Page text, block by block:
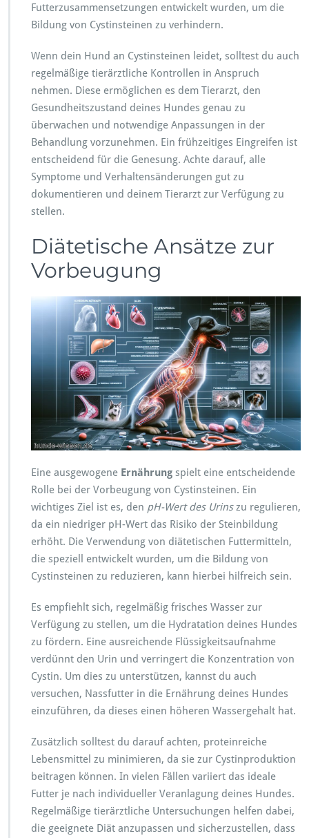
Futterzusammensetzungen entwickelt wurden, um die
Bildung von Cystinsteinen zu verhindern.
Wenn dein Hund an Cystinsteinen leidet, solltest du auch
regelmäßige tierärztliche Kontrollen in Anspruch
nehmen. Diese ermöglichen es dem Tierarzt, den
Gesundheitszustand deines Hundes genau zu
überwachen und notwendige Anpassungen in der
Behandlung vorzunehmen. Ein frühzeitiges Eingreifen ist
entscheidend für die Genesung. Achte darauf, alle
Symptome und Verhaltensänderungen gut zu
dokumentieren und deinem Tierarzt zur Verfügung zu
stellen.
Diätetische Ansätze zur
Vorbeugung
Eine ausgewogene Ernährung spielt eine entscheidende
Rolle bei der Vorbeugung von Cystinsteinen. Ein
wichtiges Ziel ist es, den pH-Wert des Urinszu regulieren,
da ein niedriger pH-Wert das Risiko der Steinbildung
erhöht. Die Verwendung von diätetischen Futtermitteln,
die speziell entwickelt wurden, um die Bildung von
Cystinsteinen zu reduzieren, kann hierbei hilfreich sein.
Es empfiehlt sich, regelmäßig frisches Wasser zur
Verfügung zu stellen, um die Hydratation deines Hundes
zu fördern. Eine ausreichende Flüssigkeitsaufnahme
verdünnt den Urin und verringert die Konzentration von
Cystin. Um dies zu unterstützen, kannst du auch
versuchen, Nassfutter in die Ernährung deines Hundes
einzuführen, da dieses einen höheren Wassergehalt hat.
Zusätzlich solltest du darauf achten, proteinreiche
Lebensmittel zu minimieren, da sie zur Cystinproduktion
beitragen können. In vielen Fällen variiert das ideale
Futter je nach individueller Veranlagung deines Hundes.
Regelmäßige tierärztliche Untersuchungen helfen dabei,
die geeignete Diät anzupassen und sicherzustellen, dass